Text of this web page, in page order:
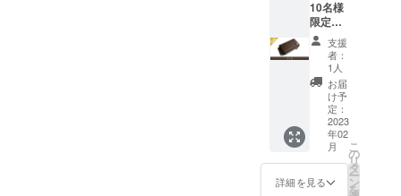
(イタリ
ア産牛
革) 生
産:日本
10名様
限定】
Kururi
2.0(チョ
コ)を1
点 一般
販売予
定価格
9,800円
(送料、
消費税
込み)の
20%off
支援
者：
1人
お届
け予
定：
2023
年02
月
詳細を見る
こ
の
リ
タ
ー
ン
を